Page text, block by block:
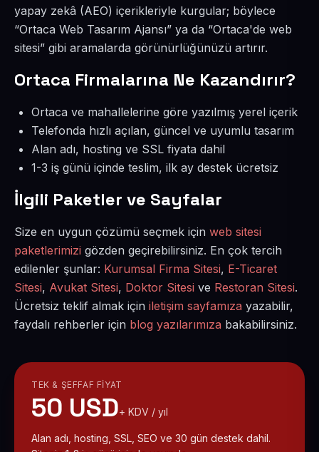
yapay zekâ (AEO) içerikleriyle kurgular; böylece
“Ortaca Web Tasarım Ajansı” ya da “Ortaca'de web
sitesi” gibi aramalarda görünürlüğünüzü artırır.
Ortaca Firmalarına Ne Kazandırır?
Ortaca ve mahallelerine göre yazılmış yerel içerik
Telefonda hızlı açılan, güncel ve uyumlu tasarım
Alan adı, hosting ve SSL fiyata dahil
1-3 iş günü içinde teslim, ilk ay destek ücretsiz
İlgili Paketler ve Sayfalar
Size en uygun çözümü seçmek için web sitesi
paketlerimizi gözden geçirebilirsiniz. En çok tercih
edilenler şunlar: Kurumsal Firma Sitesi, E-Ticaret
Sitesi, Avukat Sitesi, Doktor Sitesi ve Restoran Sitesi.
Ücretsiz teklif almak için iletişim sayfamıza yazabilir,
faydalı rehberler için blog yazılarımıza bakabilirsiniz.
TEK & ŞEFFAF FIYAT
50 USD+ KDV / yıl
Alan adı, hosting, SSL, SEO ve 30 gün destek dahil.